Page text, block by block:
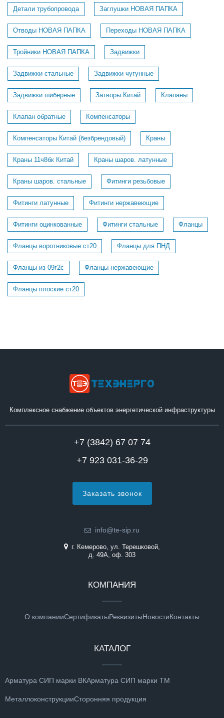
Детали трубопровода Заглушки НОВАЯ ПАПКА
Отводы НОВАЯ ПАПКА Переходы НОВАЯ ПАПКА
Тройники НОВАЯ ПАПКА Задвижки
Задвижки стальные Задвижки чугунные
Задвижки шиберные Затворы Китай Клапаны
Клапан обратные Компенсаторы
Компенсаторы Китай (безбрендовый) Краны
Краны 11ч8бк Китай Краны шаров. латунные
Краны шаров. стальные Фитинги резьбовые
Фитинги латунные Фитинги нержавеющие
Фитинги оцинкованные Фитинги стальные Фланцы
Фланцы воротниковые ст20 Фланцы для ПНД
Фланцы из 09г2с Фланцы нержавеющие
Фланцы плоские ст20
Комплексное снабжение объектов энергетической инфраструктуры
+7 (3842) 67 07 74
+7 923 031-36-29
Заказать звонок
info@te-sip.ru
г. Кемерово, ул. Терешковой,
д. 49А, оф. 303
КОМПАНИЯ
О компанииСертификатыРеквизитыНовостиКонтакты
КАТАЛОГ
Арматура СИП марки ВКАрматура СИП марки ТМ
МеталлоконструкцииСторонняя продукция